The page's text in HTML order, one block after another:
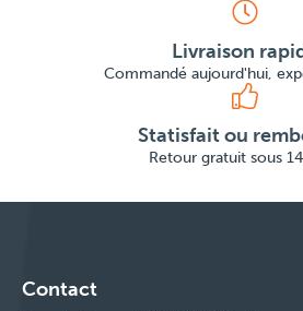
Livraison
Commandé aujourd'hui,
Statisfait ou
Retour gratuit sous
Contact